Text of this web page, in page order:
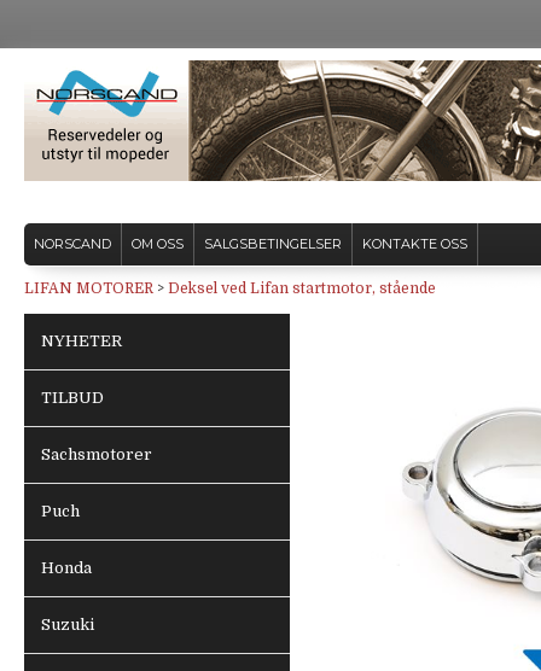
NORSCAND OM OSS SALGSBETINGELSER KONTAKTE OSS
LIFAN MOTORER > Deksel ved Lifan startmotor, stående
NYHETER
TILBUD
Sachsmotorer
Puch
Honda
Suzuki